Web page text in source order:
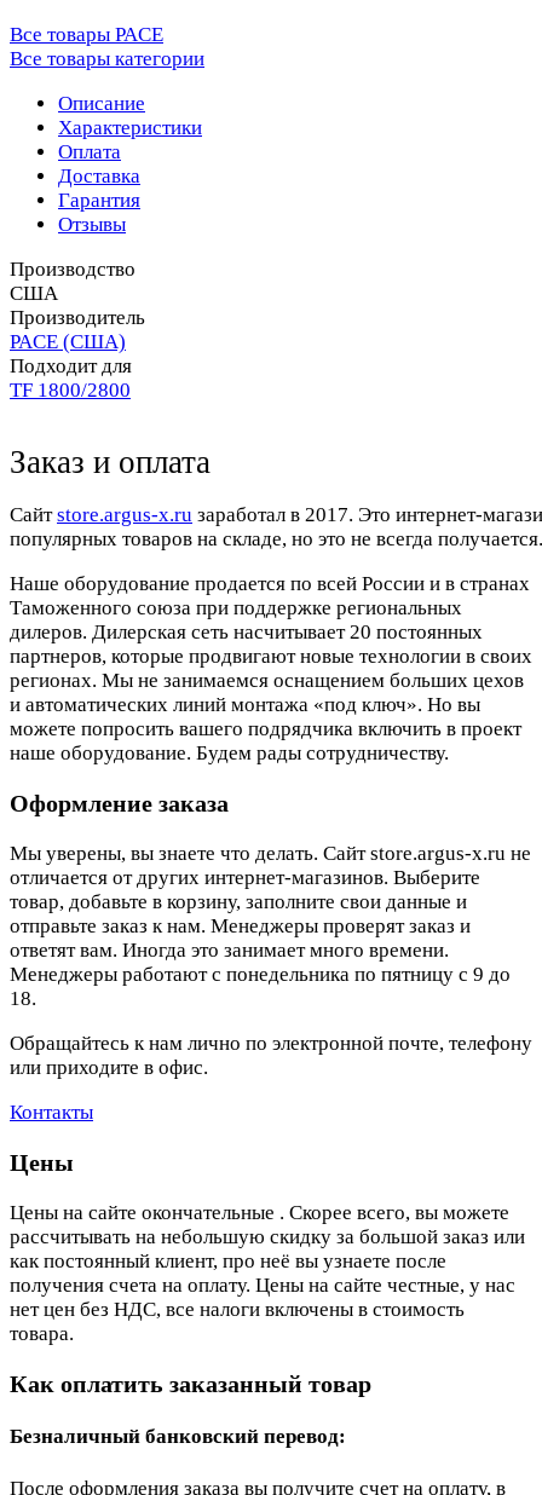
Все товары PACE
Все товары категории
Описание
Характеристики
Оплата
Доставка
Гарантия
Отзывы
Производство
США
Производитель
PACE (США)
Подходит для
TF 1800/2800
Заказ и оплата
Cайтstore.argus-x.ru заработал в 2017. Это интернет-
популярных товаров на складе, но это не всегда
Наше оборудование продается по всей России и в странах
Таможенного союза при поддержке региональных
дилеров. Дилерская сеть насчитывает 20 постоянных
партнеров, которые продвигают новые технологии в своих
регионах. Мы не занимаемся оснащением больших цехов
и автоматических линий монтажа «под ключ». Но вы
можете попросить вашего подрядчика включить в проект
наше оборудование. Будем рады сотрудничеству.
Оформление заказа
Мы уверены, вы знаете что делать. Сайт store.argus-x.ru не
отличается от других интернет-магазинов. Выберите
товар, добавьте в корзину, заполните свои данные и
отправьте заказ к нам. Менеджеры проверят заказ и
ответят вам. Иногда это занимает много времени.
Менеджеры работают с понедельника по пятницу с 9 до
18.
Обращайтесь к нам лично по электронной почте, телефону
или приходите в офис.
Контакты
Цены
Цены на сайте окончательные . Скорее всего, вы можете
рассчитывать на небольшую скидку за большой заказ или
как постоянный клиент, про неё вы узнаете после
получения счета на оплату. Цены на сайте честные, у нас
нет цен без НДС, все налоги включены в стоимость
товара.
Как оплатить заказанный товар
Безналичный банковский перевод:
После оформления заказа вы получите счет на оплату, в